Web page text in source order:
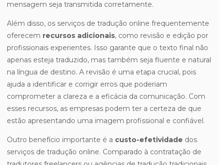
mensagem seja transmitida corretamente.
Além disso, os serviços de tradução online frequentemente
oferecem recursos adicionais, como revisão e edição por
profissionais experientes. Isso garante que o texto final não
apenas esteja traduzido, mas também seja fluente e natural
na língua de destino. A revisão é uma etapa crucial, pois
ajuda a identificar e corrigir erros que poderiam
comprometer a clareza e a eficácia da comunicação. Com
esses recursos, as empresas podem ter a certeza de que
estão apresentando uma imagem profissional e confiável.
Outro benefício importante é a custo-efetividade dos
serviços de tradução online. Comparado à contratação de